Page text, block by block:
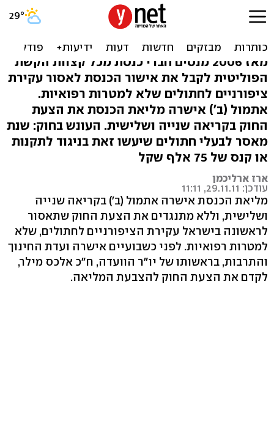
בשורה לחתולים: הכנסת
אסרה עקירת ציפורניים
מאז 2006 מנסים חברי כנסת מכל קצוות הקשת
הפוליטית לקבל את אישור הכנסת לאסור עקירת
ציפורניים לחתולים שלא למטרות רפואיות.
אתמול (ב') אישרה מליאת הכנסת את הצעת
החוק בקריאה שנייה ושלישית. העונש בחוק: שנת
מאסר לבעלי חתולים שיעשו זאת בניגוד לתקנות
או קנס של 75 אלף שקל
ארז ארליכמן
עודכן: 29.11.11, 11:11
מליאת הכנסת אישרה אתמול (ב') בקריאה שנייה
ושלישית, וללא מתנגדים את הצעת החוק שתאסור
לראשונה בישראל עקירת הציפורניים לחתולים, שלא
למטרות רפואיות. לפני כשבועיים אישרה ועדת החינוך
והתרבות, בראשותו של יו"ר הוועדה, ח"כ אלכס מילר,
לקדם את הצעת החוק להצבעת המליאה.